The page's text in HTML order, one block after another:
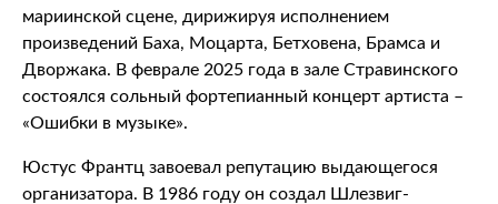
мариинской сцене, дирижируя исполнением
произведений Баха, Моцарта, Бетховена, Брамса и
Дворжака. В феврале 2025 года в зале Стравинского
состоялся сольный фортепианный концерт артиста –
«Ошибки в музыке».
Юстус Франтц завоевал репутацию выдающегося
организатора. В 1986 году он создал Шлезвиг-